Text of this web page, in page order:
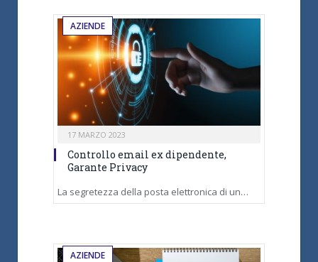
AZIENDE
17 MARZO 2023
Controllo email ex dipendente,
Garante Privacy
La segretezza della posta elettronica di un…
AZIENDE